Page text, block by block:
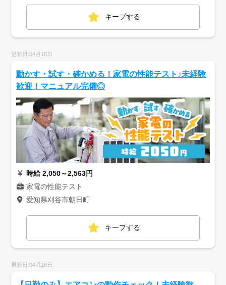
キープする
更新日:04月16日
動かす・試す・確かめる！家電の性能テスト♪未経験
歓迎！マニュアル完備◎
時給 2,050～2,563円
家電の性能テスト
愛知県刈谷市朝日町
キープする
更新日:04月16日